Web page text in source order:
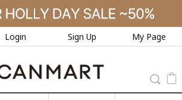
Login Sign Up My Page